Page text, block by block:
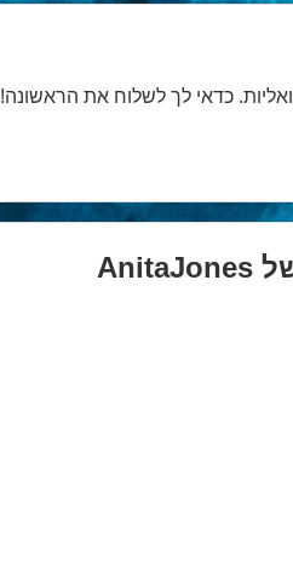
כדאי לך לשלוח את הראשונה!
AnitaJones